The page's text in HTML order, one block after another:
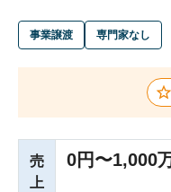
M&A専門家の方へ
事業譲渡 専門家なし
売
上
0円〜1,000